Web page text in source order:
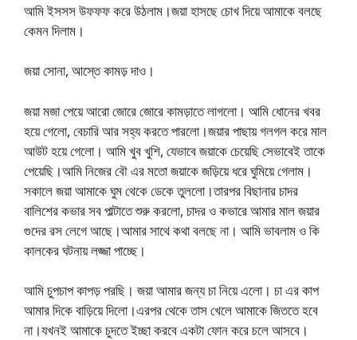
আমি ইসসস উফফফ করে উঠলাম।জয়া হাসছে চোখ দিয়ে আমাকে বলছে
কেমন দিলাম।
জয়া সোনা, আস্তে কামড় দাও।
জয়া মজা পেয়ে আরো জোরে জোরে কামড়াতে লাগলো। আমি ধোনের খবর
হয়ে গেলো, বেচারি আর সহ্য করতে পারলো।জয়ার পাছায় গলগল করে মাল
আউট হয়ে গেলো। আমি খুব খুশি, যেভাবে জয়াকে চেয়েছি সেভাবেই তাকে
পেয়েছি।আমি নিজের বৌ এর মতো জয়াকে জড়িয়ে ধরে ঘুমিয়ে গেলাম।
সকালে জয়া আমাকে ঘুম থেকে ডেকে তুললো।তারপর বিছানার চাদর
বালিশের কভার সব পাল্টাতে শুরু করলো, চাদর ও কভারে আমার মাল জয়ার
গুদের রস লেগে আছে।আমার সাথে কথা বলছে না। আমি ভাবলাম ও কি
কালকের ঘটনায় লজ্জা পাচ্ছে।
আমি চুপচাপ কাপড় পরছি। জয়া আমার জন্য চা নিয়ে এলো। চা এর কাপ
আমার দিকে বাড়িয়ে দিলো।এরপর থেকে তাস খেলে আমাকে জিততে হবে
না।যখনই আমাকে চুদতে ইচ্ছা করবে একটা ফোন করে চলে আসবে।